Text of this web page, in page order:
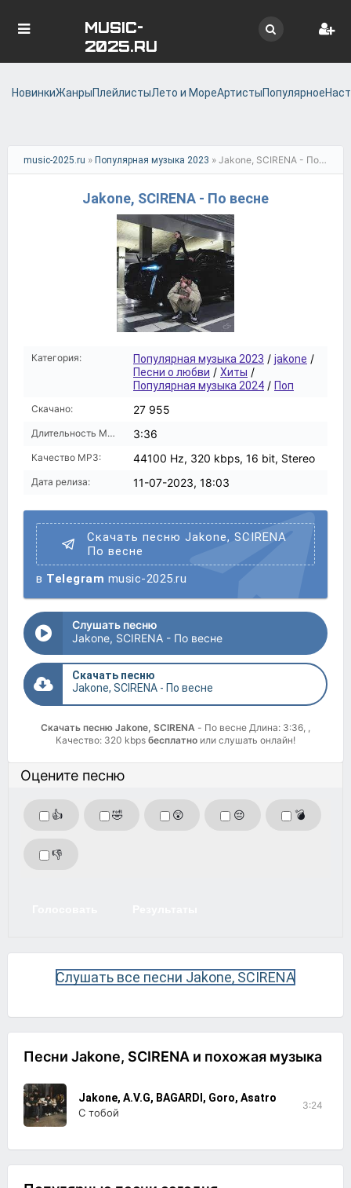
MUSIC-
2025.RU
НовинкиЖанрыПлейлистыЛето и МореАртистыПопулярное
music-2025.ru » Популярная музыка 2023 » Jakone, SCIRENA - По весне
Jakone, SCIRENA - По весне
Категория: Популярная музыка 2023 / jakone /
Песни о любви / Хиты /
Популярная музыка 2024 / Поп
Скачано: 27 955
Длительность MP3: 3:36
Качество MP3: 44100 Hz, 320 kbps, 16 bit, Stereo
Дата релиза: 11-07-2023, 18:03
Скачать песню Jakone, SCIRENA
По весне
в Telegram music-2025.ru
Слушать песню
Jakone, SCIRENA - По весне
Скачать песню
Jakone, SCIRENA - По весне
Скачать песню Jakone, SCIRENA - По весне Длина: 3:36, ,
Качество: 320 kbps бесплатно или слушать онлайн!
Оцените песню
👍 🤣 😲 😔 💣
👎
Слушать все песни Jakone, SCIRENA
Песни Jakone, SCIRENA и похожая музыка
Jakone, A.V.G, BAGARDI, Goro, Asatro
С тобой
3:24